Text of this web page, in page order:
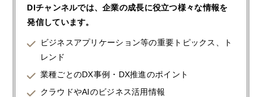
DIチャンネルでは、企業の成長に役立つ様々な情報を
発信しています。
ビジネスアプリケーション等の重要トピックス、ト
レンド
業種ごとのDX事例・DX推進のポイント
クラウドやAIのビジネス活用情報